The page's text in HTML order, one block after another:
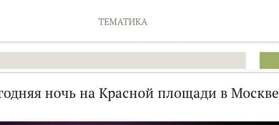
ТЕМАТИКА
ночь на Красной площади в Москве